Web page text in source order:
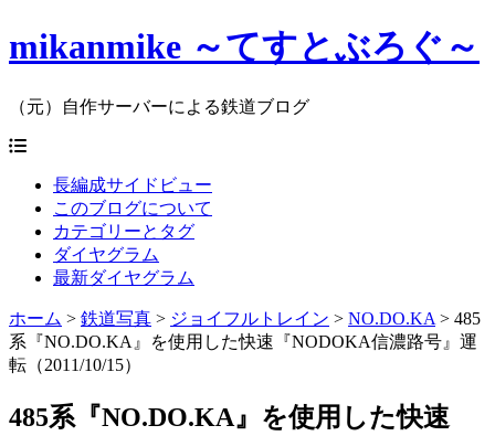
mikanmike ～てすとぶろぐ～
（元）自作サーバーによる鉄道ブログ
長編成サイドビュー
このブログについて
カテゴリーとタグ
ダイヤグラム
最新ダイヤグラム
ホーム > 鉄道写真 > ジョイフルトレイン > NO.DO.KA > 485
系『NO.DO.KA』を使用した快速『NODOKA信濃路号』運
転（2011/10/15）
485系『NO.DO.KA』を使用した快速